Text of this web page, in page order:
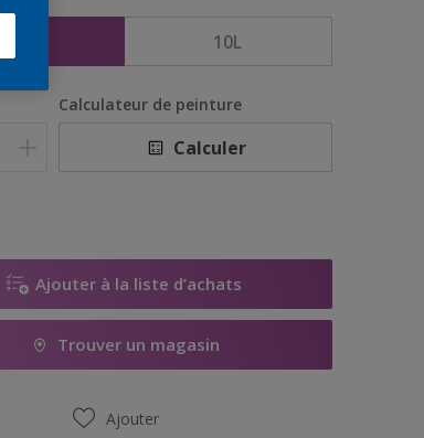
10L
Calculateur de peinture
Calculer
Ajouter à la liste d’achats
Trouver un magasin
Ajouter